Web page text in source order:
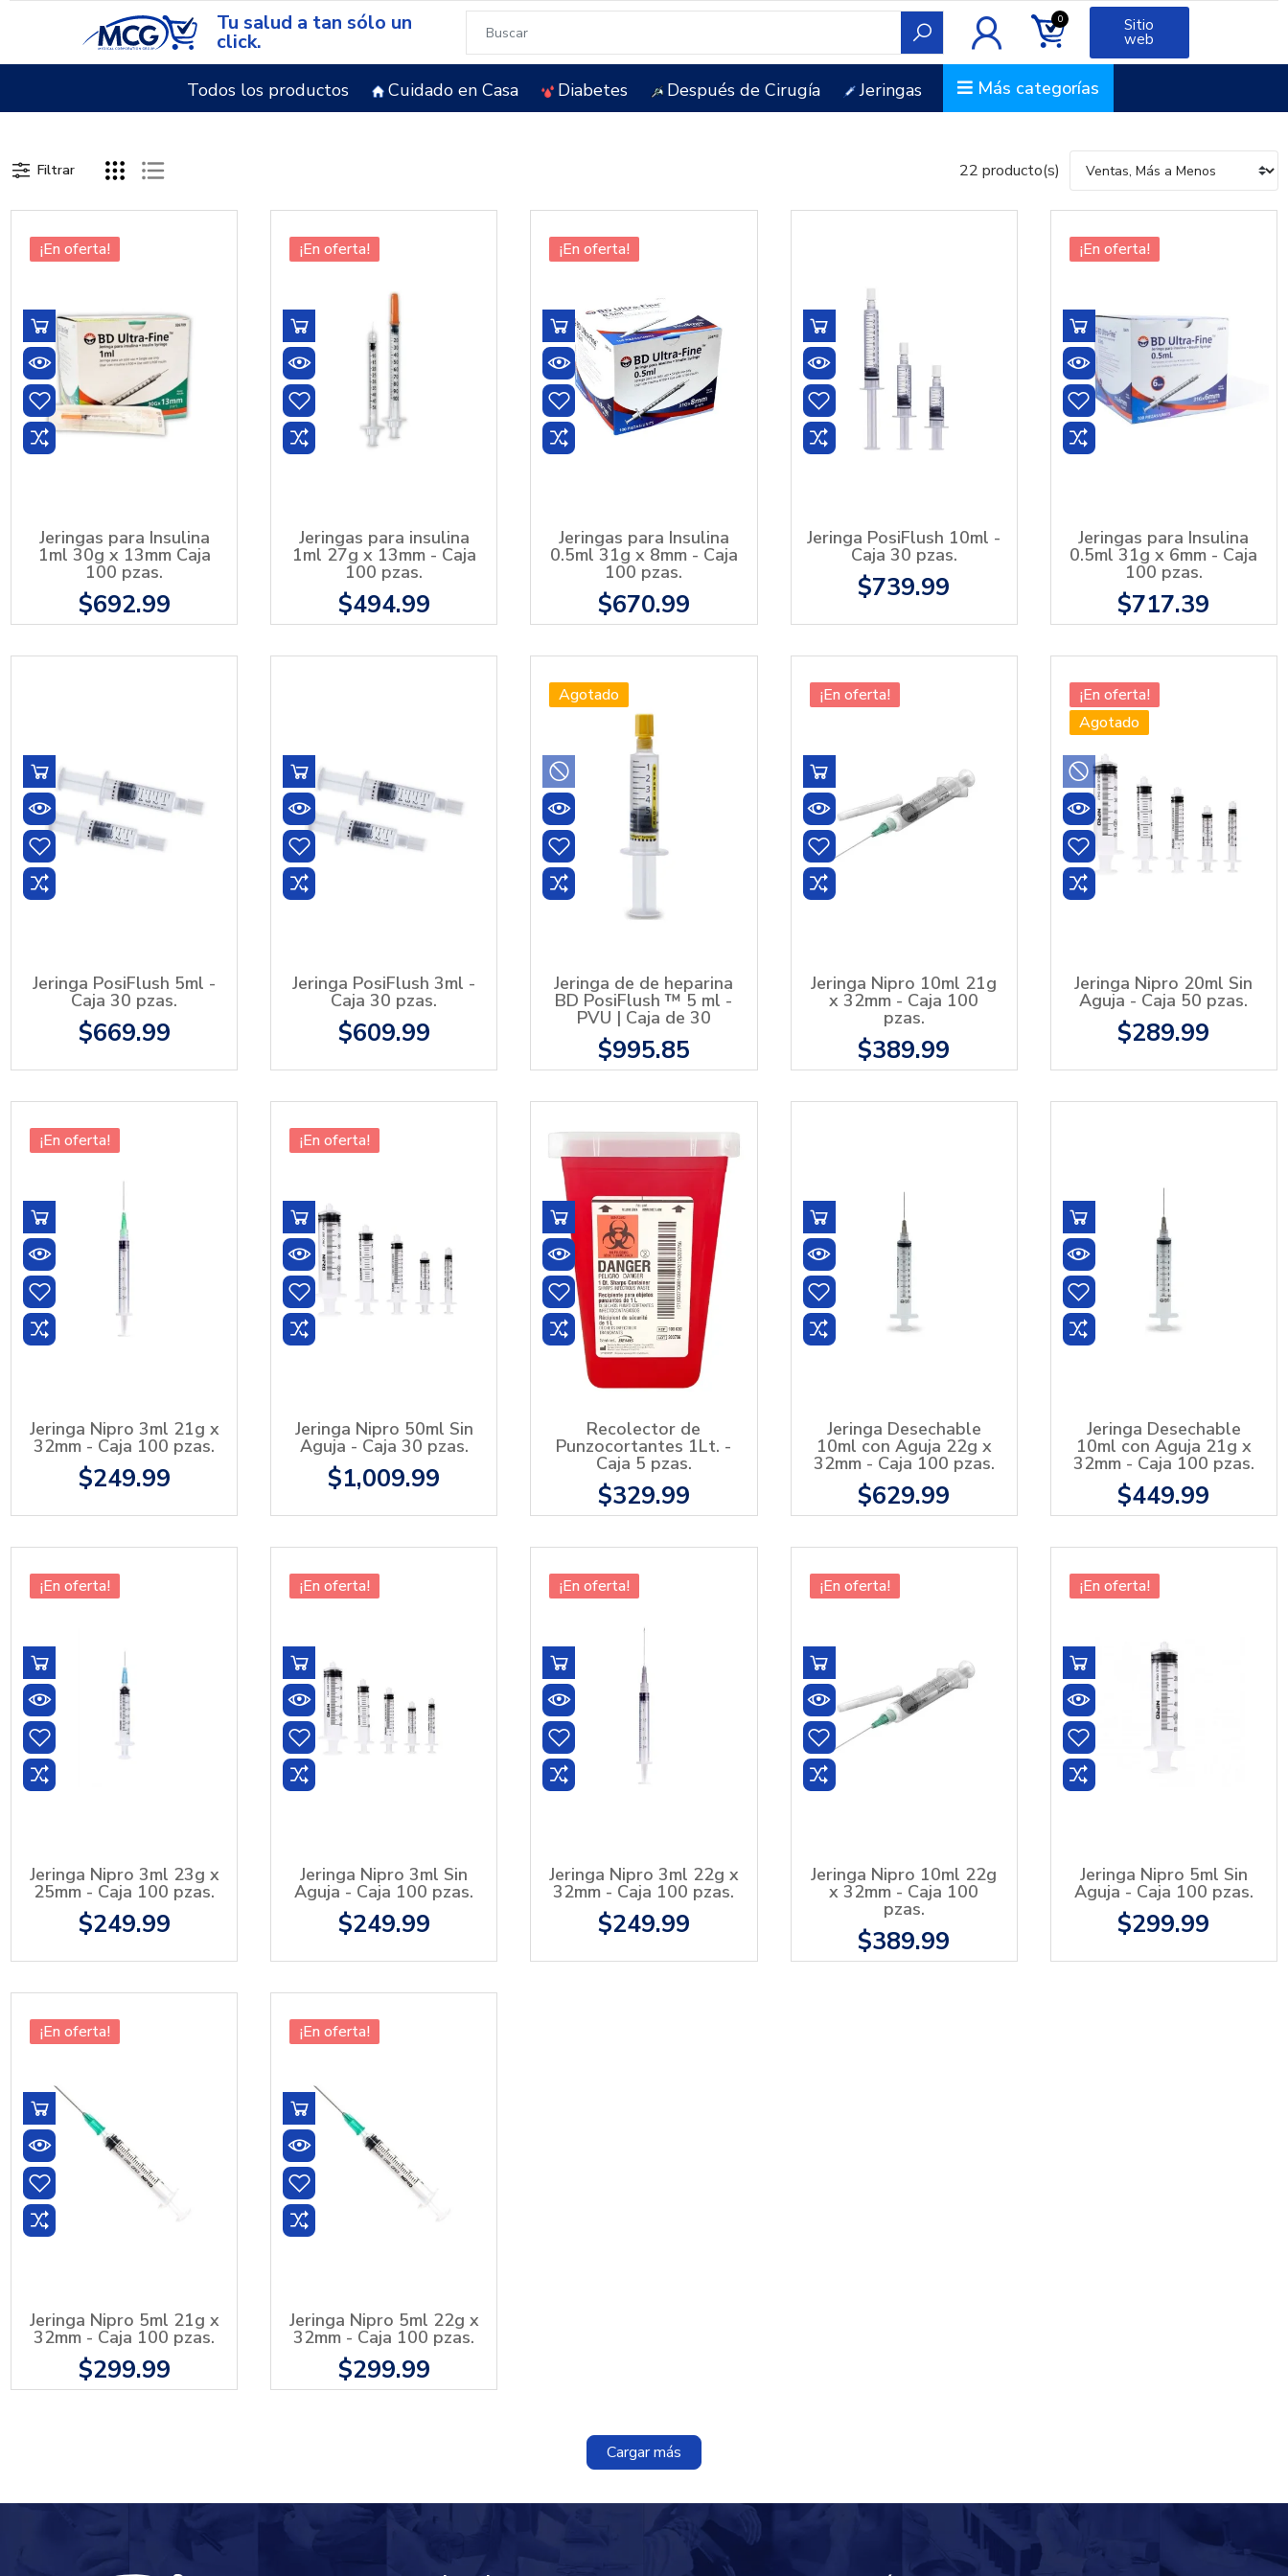
Tu salud a tan sólo un
click.
0 Sitio
web
Todos los productos Cuidado en Casa Diabetes Después de Cirugía Jeringas Más categorías
Filtrar 22 producto(s)
¡En oferta!
Jeringas para Insulina
1ml 30g x 13mm Caja
100 pzas.
$692.99
¡En oferta!
Jeringas para insulina
1ml 27g x 13mm - Caja
100 pzas.
$494.99
¡En oferta!
Jeringas para Insulina
0.5ml 31g x 8mm - Caja
100 pzas.
$670.99
Jeringa PosiFlush 10ml -
Caja 30 pzas.
$739.99
¡En oferta!
Jeringas para Insulina
0.5ml 31g x 6mm - Caja
100 pzas.
$717.39
Jeringa PosiFlush 5ml -
Caja 30 pzas.
$669.99
Jeringa PosiFlush 3ml -
Caja 30 pzas.
$609.99
Agotado
Jeringa de de heparina
BD PosiFlush ™ 5 ml -
PVU | Caja de 30
$995.85
¡En oferta!
Jeringa Nipro 10ml 21g
x 32mm - Caja 100
pzas.
$389.99
¡En oferta!
Agotado
Jeringa Nipro 20ml Sin
Aguja - Caja 50 pzas.
$289.99
¡En oferta!
Jeringa Nipro 3ml 21g x
32mm - Caja 100 pzas.
$249.99
¡En oferta!
Jeringa Nipro 50ml Sin
Aguja - Caja 30 pzas.
$1,009.99
Recolector de
Punzocortantes 1Lt. -
Caja 5 pzas.
$329.99
Jeringa Desechable
10ml con Aguja 22g x
32mm - Caja 100 pzas.
$629.99
Jeringa Desechable
10ml con Aguja 21g x
32mm - Caja 100 pzas.
$449.99
¡En oferta!
Jeringa Nipro 3ml 23g x
25mm - Caja 100 pzas.
$249.99
¡En oferta!
Jeringa Nipro 3ml Sin
Aguja - Caja 100 pzas.
$249.99
¡En oferta!
Jeringa Nipro 3ml 22g x
32mm - Caja 100 pzas.
$249.99
¡En oferta!
Jeringa Nipro 10ml 22g
x 32mm - Caja 100
pzas.
$389.99
¡En oferta!
Jeringa Nipro 5ml Sin
Aguja - Caja 100 pzas.
$299.99
¡En oferta!
Jeringa Nipro 5ml 21g x
32mm - Caja 100 pzas.
$299.99
¡En oferta!
Jeringa Nipro 5ml 22g x
32mm - Caja 100 pzas.
$299.99
Cargar más